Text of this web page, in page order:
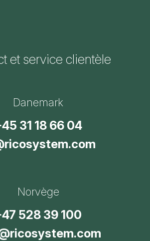
et service clientèle
Danemark
31 18 66 04
Norvège
528 39 100